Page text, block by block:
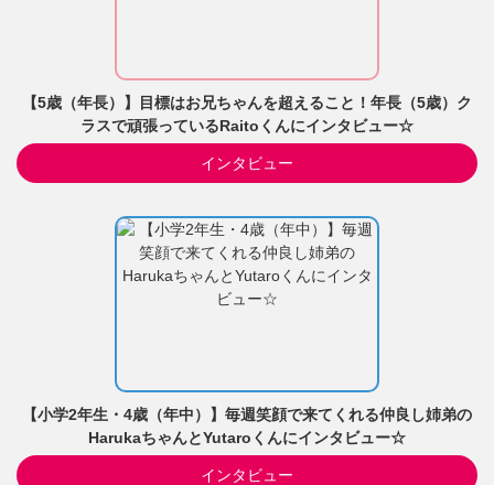
【5歳（年長）】目標はお兄ちゃんを超えること！年長（5歳）ク
ラスで頑張っているRaitoくんにインタビュー☆
インタビュー
【小学2年生・4歳（年中）】毎週笑顔で来てくれる仲良し姉弟の
HarukaちゃんとYutaroくんにインタビュー☆
インタビュー